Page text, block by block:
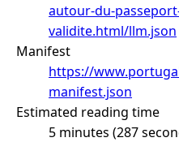
autour-du-
validite.html/llm.json
Manifest
https://
manifest.json
Estimated reading time
5 minutes (287